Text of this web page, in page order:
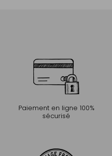
Paiement en ligne 100%
sécurisé